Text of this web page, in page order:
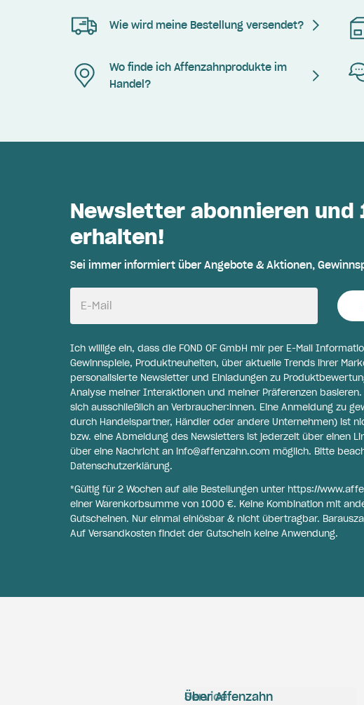
Wie wird meine Bestellung versendet?
Wo finde ich Affenzahnprodukte im
Handel?
Newsletter abonnieren und
erhalten!
Sei immer informiert über Angebote & Aktionen,
E-Mail
Ich willige ein, dass die FOND OF GmbH mir per E-Mail
Gewinnspiele, Produktneuheiten, über aktuelle Trends ihrer
personalisierte Newsletter und Einladungen zu
Analyse meiner Interaktionen und meiner Präferenzen
sich ausschließlich an Verbraucher:innen. Eine Anmeldung zu
durch Handelspartner, Händler oder andere Unternehmen) ist
bzw. eine Abmeldung des Newsletters ist jederzeit über einen
über eine Nachricht an info@affenzahn.com möglich. Bitte
Datenschutzerklärung.
*Gültig für 2 Wochen auf alle Bestellungen unter https://
einer Warenkorbsumme von 1000 €. Keine Kombination mit
Gutscheinen. Nur einmal einlösbar & nicht übertragbar.
Auf Versandkosten findet der Gutschein keine Anwendung.
Service
Über Affenzahn